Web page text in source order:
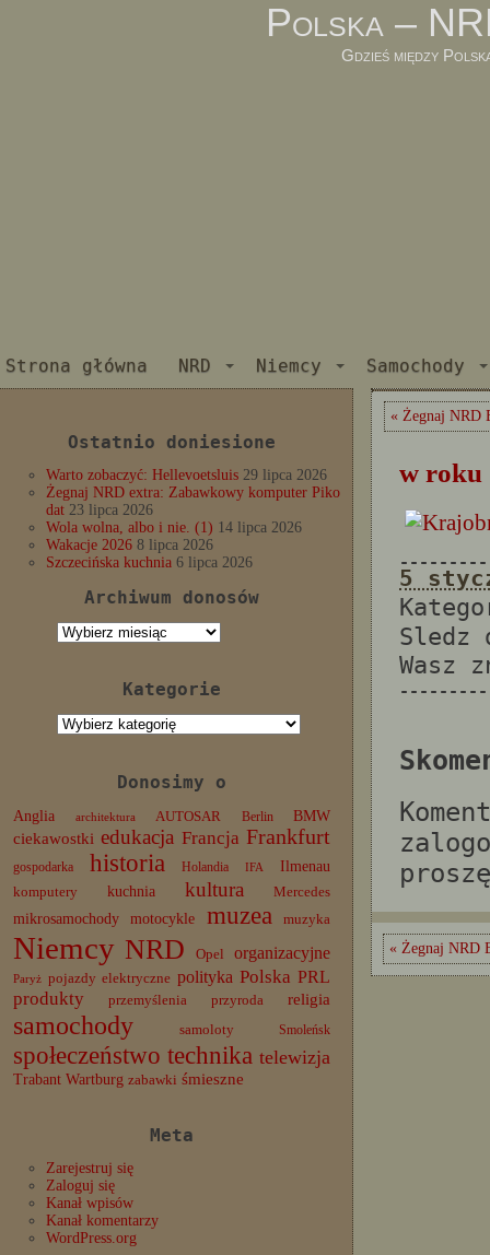
Polska –
Gdzieś między
Strona główna NRD Niemcy Samochody
Ostatnio doniesione
Warto zobaczyć: Hellevoetsluis 29 lipca 2026
Żegnaj NRD extra: Zabawkowy komputer Piko
dat 23 lipca 2026
Wola wolna, albo i nie. (1) 14 lipca 2026
Wakacje 2026 8 lipca 2026
Szczecińska kuchnia 6 lipca 2026
Archiwum donosów
Archiwum
Kategorie
Kategorie
Donosimy o
Anglia architektura AUTOSAR Berlin BMW
ciekawostki edukacja Francja Frankfurt
gospodarka historia Holandia IFA
Ilmenau
komputery
kuchnia kultura Mercedes
mikrosamochody motocykle muzea muzyka
Niemcy NRD Opel organizacyjne
Paryż pojazdy elektryczne polityka Polska PRL
produkty
przemyślenia przyroda religia
samochody samoloty Smoleńsk
społeczeństwo technika telewizja
Trabant Wartburg zabawki śmieszne
Meta
Zarejestruj się
Zaloguj się
Kanał wpisów
Kanał komentarzy
WordPress.org
« Żegnaj NRD
w roku
5
Sledz
Wasz
« Żegnaj NRD